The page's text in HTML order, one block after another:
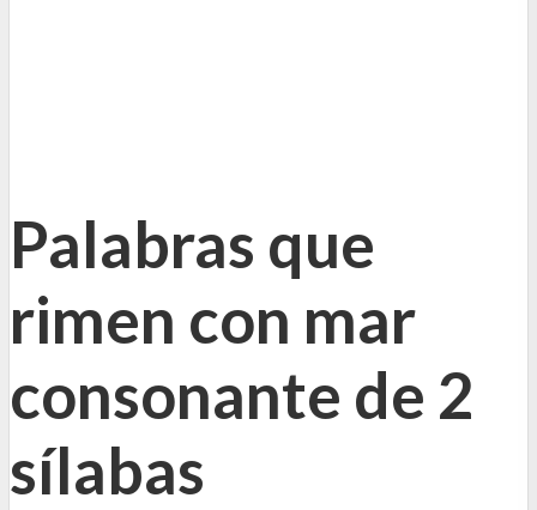
Palabras que
rimen con mar
consonante de 2
sílabas